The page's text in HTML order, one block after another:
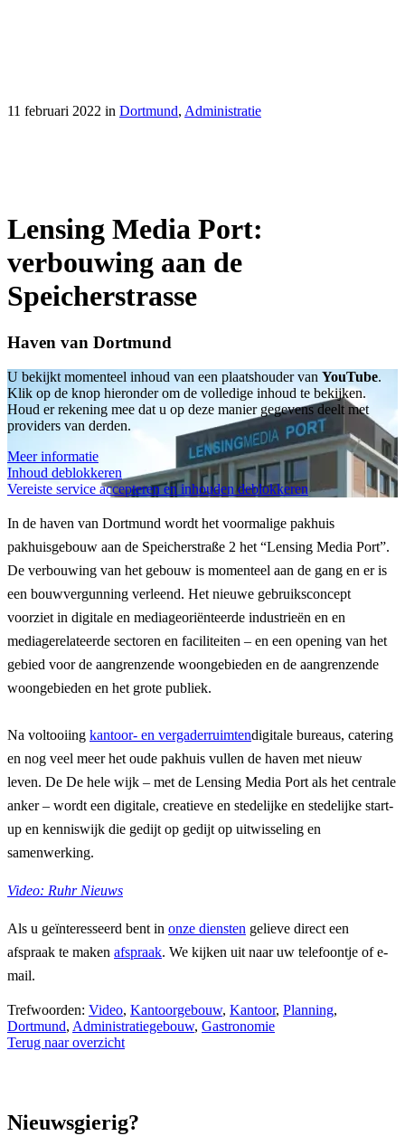
11 februari 2022 in Dortmund, Administratie
Lensing Media Port:
verbouwing aan de
Speicherstrasse
Haven van Dortmund
U bekijkt momenteel inhoud van een plaatshouder van YouTube.
Klik op de knop hieronder om de volledige inhoud te bekijken.
Houd er rekening mee dat u op deze manier gegevens deelt met
providers van derden.
Meer informatie
Inhoud deblokkeren
Vereiste service accepteren en inhouden deblokkeren
In de haven van Dortmund wordt het voormalige pakhuis
pakhuisgebouw aan de Speicherstraße 2 het “Lensing Media Port”.
De verbouwing van het gebouw is momenteel aan de gang en er is
een bouwvergunning verleend. Het nieuwe gebruiksconcept
voorziet in digitale en mediageoriënteerde industrieën en en
mediagerelateerde sectoren en faciliteiten – en een opening van het
gebied voor de aangrenzende woongebieden en de aangrenzende
woongebieden en het grote publiek.
Na voltooiing kantoor- en vergaderruimtendigitale bureaus, catering
en nog veel meerhet oude pakhuis vullen de haven met nieuw
leven. De De hele wijk – met de Lensing Media Port als het centrale
anker – wordt een digitale, creatieve en stedelijke en stedelijke start-
up en kenniswijk die gedijt op gedijt op uitwisseling en
samenwerking.
Video: Ruhr Nieuws
Als u geïnteresseerd bent in onze diensten gelieve direct een
afspraak te maken afspraak. We kijken uit naar uw telefoontje of e-
mail.
Trefwoorden: Video, Kantoorgebouw, Kantoor, Planning,
Dortmund, Administratiegebouw, Gastronomie
Terug naar overzicht
Nieuwsgierig?